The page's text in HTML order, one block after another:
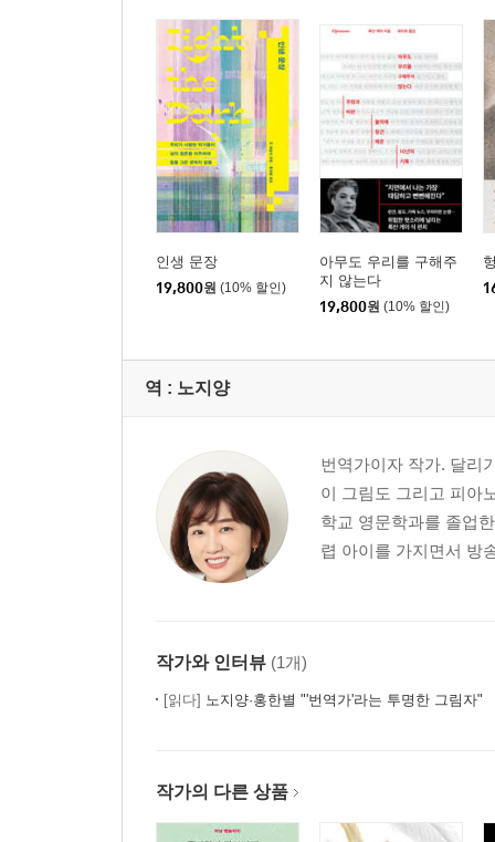
적은 것이 많은 것일 때
4부 | 다시 페미니즘으로
나쁜 페미니스트 : 첫 번째 이야기
나쁜 페미니스트 : 두 번째 이야기
인생 문장
19,800원 (10% 할인)
아무도 우리를 구해주
지 않는다
19,800원 (10% 할인)
역 : 노지양
번역가이자 작가. 달리
이 그림도 그리고 피아
학교 영문학과를 졸업
렵 아이를 가지면서 방
작가와 인터뷰 (1개)
[읽다] 노지양·홍한별 "'번역가'라는 투명한 그림자"
작가의 다른 상품